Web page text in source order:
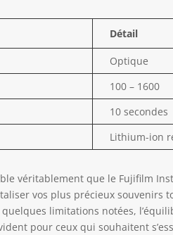
Détail
Optique
100 – 1600
10 secondes
Lithium-ion
véritablement que le Fujifilm
vos plus précieux souvenirs
limitations notées,
pour ceux qui souhaitent